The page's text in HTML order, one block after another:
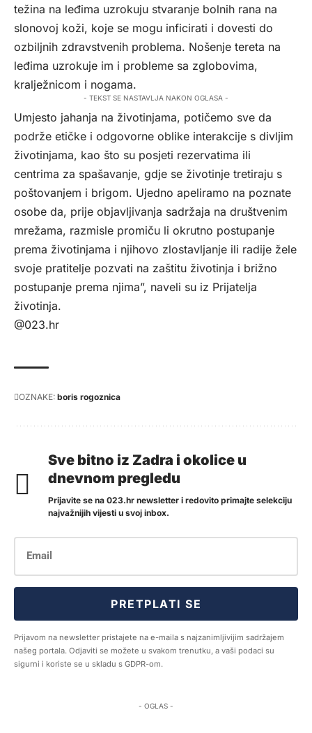
težina na leđima uzrokuju stvaranje bolnih rana na
slonovoj koži, koje se mogu inficirati i dovesti do
ozbiljnih zdravstvenih problema. Nošenje tereta na
leđima uzrokuje im i probleme sa zglobovima,
kralježnicom i nogama.
- TEKST SE NASTAVLJA NAKON OGLASA -
Umjesto jahanja na životinjama, potičemo sve da
podrže etičke i odgovorne oblike interakcije s divljim
životinjama, kao što su posjeti rezervatima ili
centrima za spašavanje, gdje se životinje tretiraju s
poštovanjem i brigom. Ujedno apeliramo na poznate
osobe da, prije objavljivanja sadržaja na društvenim
mrežama, razmisle promiču li okrutno postupanje
prema životinjama i njihovo zlostavljanje ili radije žele
svoje pratitelje pozvati na zaštitu životinja i brižno
postupanje prema njima”, naveli su iz Prijatelja
životinja.
@023.hr
OZNAKE: boris rogoznica
Sve bitno iz Zadra i okolice u
dnevnom pregledu
Prijavite se na 023.hr newsletter i redovito primajte selekciju
najvažnijih vijesti u svoj inbox.
PRETPLATI SE
Prijavom na newsletter pristajete na e-maila s najzanimljivijim sadržajem
našeg portala. Odjaviti se možete u svakom trenutku, a vaši podaci su
sigurni i koriste se u skladu s GDPR-om.
- OGLAS -